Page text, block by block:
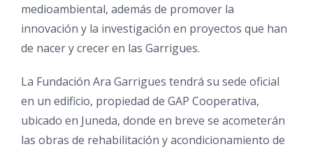
medioambiental, además de promover la
innovación y la investigación en proyectos que han
de nacer y crecer en las Garrigues.
La Fundación Ara Garrigues tendrá su sede oficial
en un edificio, propiedad de GAP Cooperativa,
ubicado en Juneda, donde en breve se acometerán
las obras de rehabilitación y acondicionamiento de